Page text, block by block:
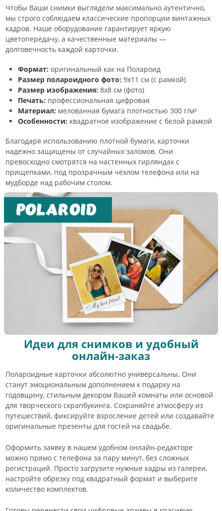
Чтобы Ваши снимки выглядели максимально аутентично,
мы строго соблюдаем классические пропорции винтажных
кадров. Наше оборудование гарантирует яркую
цветопередачу, а качественные материалы —
долговечность каждой карточки.
Формат: оригинальный как на Полароид
Размер полароидного фото: 9х11 см (с рамкой)
Размер изображения: 8х8 см (фото)
Печать: профессиональная цифровая
Материал: мелованная бумага плотностью 300 г/м²
Особенности: квадратное изображение с белой рамкой
Благодаря использованию плотной бумаги, карточки
надежно защищены от случайных заломов. Они
превосходно смотрятся на настенных гирляндах с
прищепками, под прозрачным чехлом телефона или на
мудборде над рабочим столом.
Идеи для снимков и удобный
онлайн-заказ
Полароидные карточки абсолютно универсальны. Они
станут эмоциональным дополнением к подарку на
годовщину, стильным декором Вашей комнаты или основой
для творческого скрапбукинга. Сохраняйте атмосферу из
путешествий, фиксируйте взросление детей или создавайте
оригинальные презенты для гостей на свадьбе.
Оформить заявку в нашем удобном онлайн-редакторе
можно прямо с телефона за пару минут, без сложных
регистраций. Просто загрузите нужные кадры из галереи,
настройте обрезку под квадратный формат и выберите
количество комплектов.